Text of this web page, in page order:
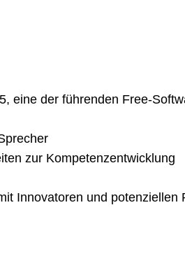
eine der führenden Free-
zur Kompetenzentwicklung
Innovatoren und